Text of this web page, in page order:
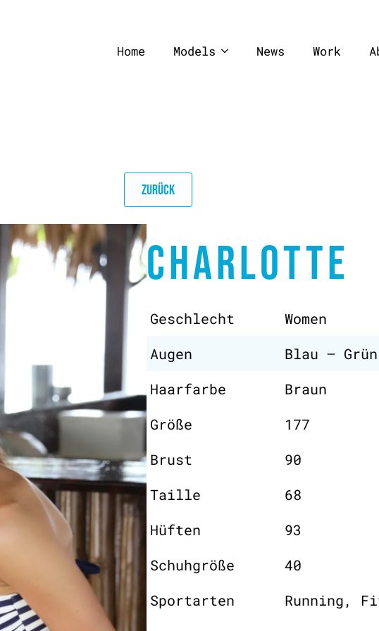
Home Models News Work
ZURÜCK
CHARLOTTE
Geschlecht
Women
Augen
Blau – Grün
Haarfarbe
Braun
Größe
177
Brust
90
Taille
68
Hüften
93
Schuhgröße
40
Sportarten
Running,